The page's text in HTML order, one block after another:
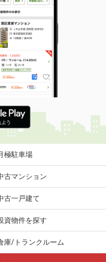
極駐車場
古マンション
古一戸建て
資物件を探す
庫/トランクルーム